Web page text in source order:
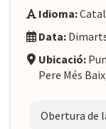
Idioma:
Data:
Ubicació:
Pere Més
Obertura de